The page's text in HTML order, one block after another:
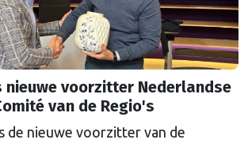
nieuwe voorzitter Nederlandse
van de Regio's
de nieuwe voorzitter van de